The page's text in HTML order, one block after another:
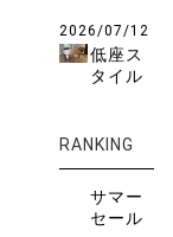
2026/07/12
低座ス
タイル
RANKING
サマー
セール